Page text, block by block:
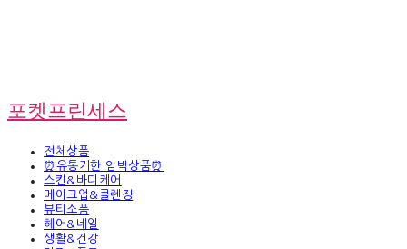
포켓프린세스
전체상품
⏰유통기한 임박상품⏰
스킨&바디케어
메이크업&클렌징
뷰티소품
헤어&네일
생활&건강